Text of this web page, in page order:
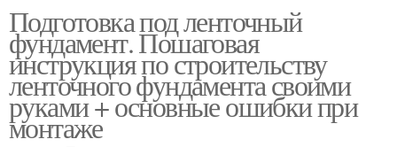
Подготовка под ленточный
фундамент. Пошаговая
инструкция по строительству
ленточного фундамента своими
руками + основные ошибки при
монтаже